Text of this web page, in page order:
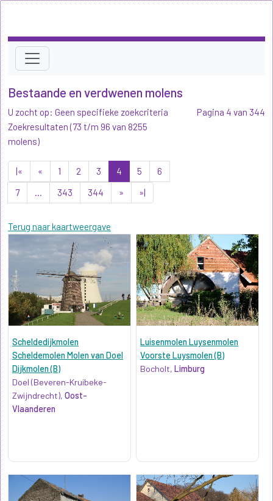
Bestaande en verdwenen molens
U zocht op: Geen specifieke zoekcriteria
Zoekresultaten (73 t/m 96 van 8255
molens)
|« « 1 2 3 4 5
6
7
... 343 344 » »|
Terug naar kaartweergave
Pagina 4 van 344
Scheldedijkmolen
Scheldemolen Molen van Doel
Dijkmolen (B)
Doel (Beveren-Kruibeke-
Zwijndrecht), Oost-
Vlaanderen
Luisenmolen Luysenmolen
Voorste Luysmolen (B)
Bocholt,Limburg